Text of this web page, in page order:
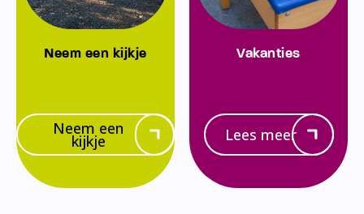
Neem een kijkje
Neem een
kijkje
Vakanties
Lees meer